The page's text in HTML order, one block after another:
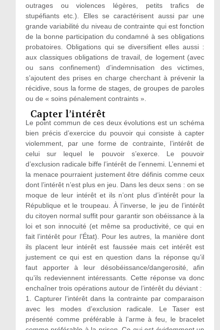
outrages ou violences légères, petits trafics de
stupéfiants etc.). Elles se caractérisent aussi par une
grande variabilité du niveau de contrainte qui est fonction
de la bonne participation du condamné à ses obligations
probatoires. Obligations qui se diversifient elles aussi :
aux classiques obligations de travail, de logement (avec
ou sans confinement) d’indemnisation des victimes,
s’ajoutent des prises en charge cherchant à prévenir la
récidive, sous la forme de stages, de groupes de paroles
ou de « soins pénalement contraints ».
Capter l’intérêt
Le point commun de ces deux évolutions est un schéma
bien précis d’exercice du pouvoir qui consiste à capter
violemment, par une forme de contrainte, l’intérêt de
celui sur lequel le pouvoir s’exerce. Le pouvoir
d’exclusion radicale biffe l’intérêt de l’ennemi. L’ennemi et
la menace pourraient justement être définis comme ceux
dont l’intérêt n’est plus en jeu. Dans les deux sens : on se
moque de leur intérêt et ils n’ont plus d’intérêt pour la
République et le troupeau. À l’inverse, le jeu de l’intérêt
du citoyen normal suffit pour garantir son obéissance à la
loi et son innocuité (et même sa productivité, ce qui en
fait l’intérêt pour l’État). Pour les autres, la manière dont
ils placent leur intérêt est faussée mais cet intérêt est
justement ce qui est en question dans la réponse qu’il
faut apporter à leur désobéissance/dangerosité, afin
qu’ils redeviennent intéressants. Cette réponse va donc
enchaîner trois opérations autour de l’intérêt du déviant :
1. Capturer l’intérêt dans la contrainte par comparaison
avec les modes d’exclusion radicale. Le Taser est
présenté comme préférable à l’arme à feu, le bracelet